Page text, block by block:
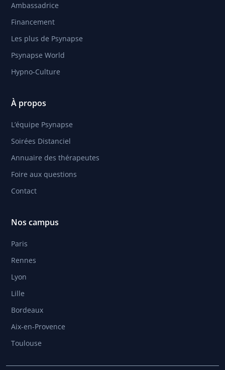
Ambassadrice
Financement
Les plus de Psynapse
Psynapse World
Hypno-Culture
À propos
L’équipe Psynapse
Soirées Distanciel
Annuaire des thérapeutes
Foire aux questions
Contact
Nos campus
Paris
Rennes
Lyon
Lille
Bordeaux
Aix-en-Provence
Toulouse